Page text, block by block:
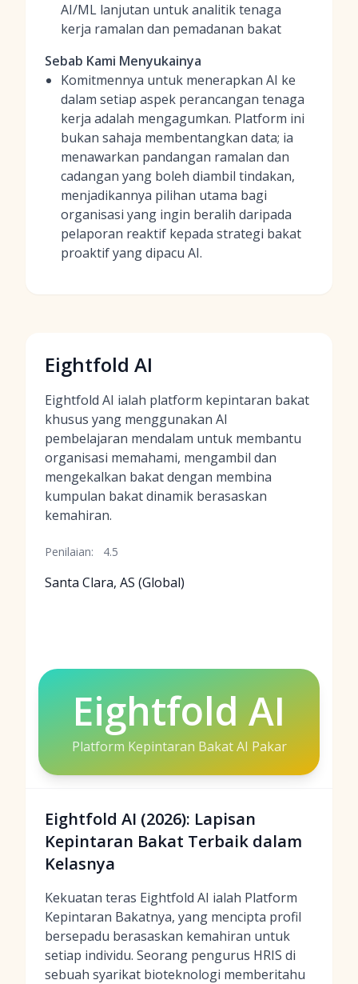
AI/ML lanjutan untuk analitik tenaga
kerja ramalan dan pemadanan bakat
Sebab Kami Menyukainya
Komitmennya untuk menerapkan AI ke
dalam setiap aspek perancangan tenaga
kerja adalah mengagumkan. Platform ini
bukan sahaja membentangkan data; ia
menawarkan pandangan ramalan dan
cadangan yang boleh diambil tindakan,
menjadikannya pilihan utama bagi
organisasi yang ingin beralih daripada
pelaporan reaktif kepada strategi bakat
proaktif yang dipacu AI.
Eightfold AI
Eightfold AI ialah platform kepintaran bakat
khusus yang menggunakan AI
pembelajaran mendalam untuk membantu
organisasi memahami, mengambil dan
mengekalkan bakat dengan membina
kumpulan bakat dinamik berasaskan
kemahiran.
Penilaian: 4.5
Santa Clara, AS (Global)
Eightfold AI
Platform Kepintaran Bakat AI Pakar
Eightfold AI (2026): Lapisan
Kepintaran Bakat Terbaik dalam
Kelasnya
Kekuatan teras Eightfold AI ialah Platform
Kepintaran Bakatnya, yang mencipta profil
bersepadu berasaskan kemahiran untuk
setiap individu. Seorang pengurus HRIS di
sebuah syarikat bioteknologi memberitahu